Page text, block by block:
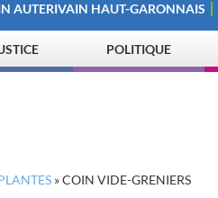
AUTERIVAIN HAUT-GARONNAIS
POLITIQUE
»COIN VIDE-GRENIERS